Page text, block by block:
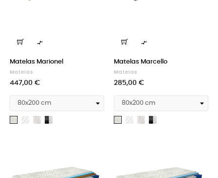

Matelas Marionel
Matelas
Prix
447,00 €
Aloevera
Medicott
Silk Cashmere

Matelas Marcello
Matelas
Prix
285,00 €
Aloevera
Medicott
Silk Cashmere